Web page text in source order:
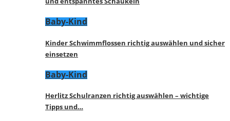
Baby-Kind
Kinder Schwimmflossen richtig auswählen und sicher
einsetzen
Baby-Kind
Herlitz Schulranzen richtig auswählen – wichtige
Tipps und…